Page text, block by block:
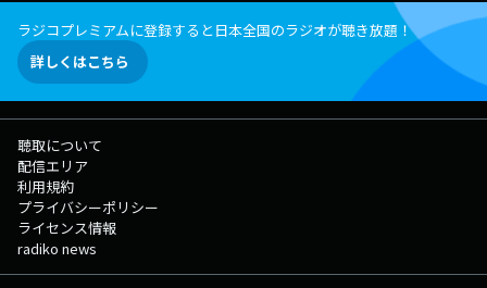
ラジコプレミアムに登録すると日本全国のラジオが聴き放題！
詳しくはこちら
聴取について
配信エリア
利用規約
プライバシーポリシー
ライセンス情報
radiko news